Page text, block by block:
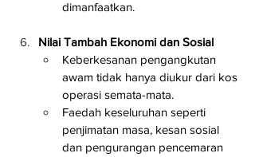
dimanfaatkan.
Nilai Tambah Ekonomi dan Sosial
Keberkesanan pengangkutan
awam tidak hanya diukur dari kos
operasi semata-mata.
Faedah keseluruhan seperti
penjimatan masa, kesan sosial
dan pengurangan pencemaran